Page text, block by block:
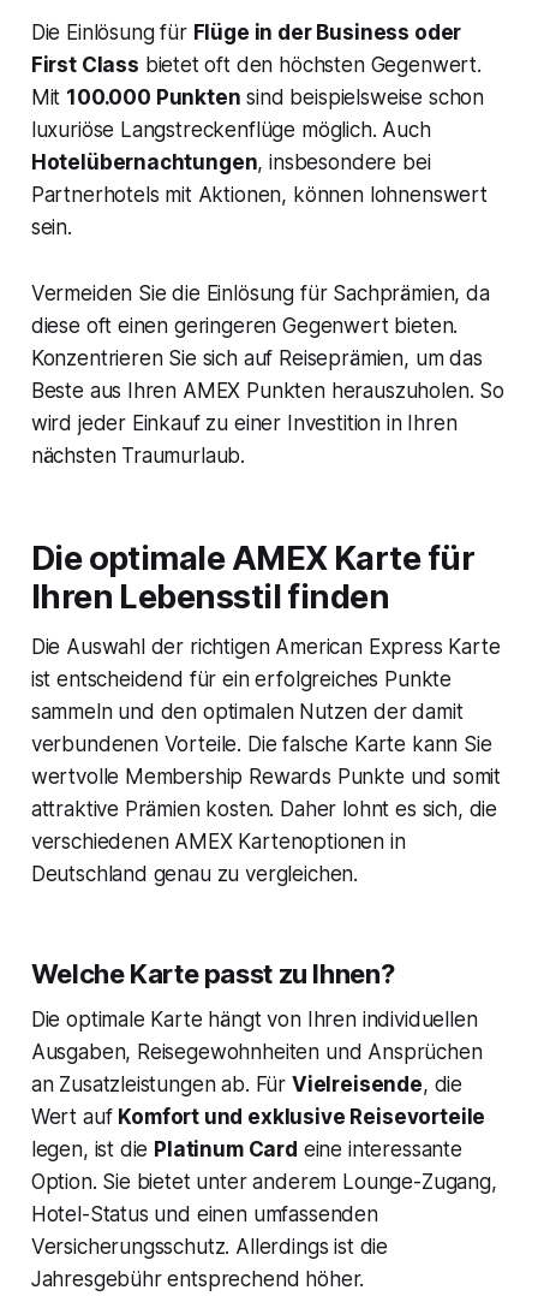
Die Einlösung für Flüge in der Business oder
First Class bietet oft den höchsten Gegenwert.
Mit 100.000 Punkten sind beispielsweise schon
luxuriöse Langstreckenflüge möglich. Auch
Hotelübernachtungen, insbesondere bei
Partnerhotels mit Aktionen, können lohnenswert
sein.
Vermeiden Sie die Einlösung für Sachprämien, da
diese oft einen geringeren Gegenwert bieten.
Konzentrieren Sie sich auf Reiseprämien, um das
Beste aus Ihren AMEX Punkten herauszuholen. So
wird jeder Einkauf zu einer Investition in Ihren
nächsten Traumurlaub.
Die optimale AMEX Karte für
Ihren Lebensstil finden
Die Auswahl der richtigen American Express Karte
ist entscheidend für ein erfolgreiches Punkte
sammeln und den optimalen Nutzen der damit
verbundenen Vorteile. Die falsche Karte kann Sie
wertvolle Membership Rewards Punkte und somit
attraktive Prämien kosten. Daher lohnt es sich, die
verschiedenen AMEX Kartenoptionen in
Deutschland genau zu vergleichen.
Welche Karte passt zu Ihnen?
Die optimale Karte hängt von Ihren individuellen
Ausgaben, Reisegewohnheiten und Ansprüchen
an Zusatzleistungen ab. Für Vielreisende, die
Wert auf Komfort und exklusive Reisevorteile
legen, ist die Platinum Card eine interessante
Option. Sie bietet unter anderem Lounge-Zugang,
Hotel-Status und einen umfassenden
Versicherungsschutz. Allerdings ist die
Jahresgebühr entsprechend höher.